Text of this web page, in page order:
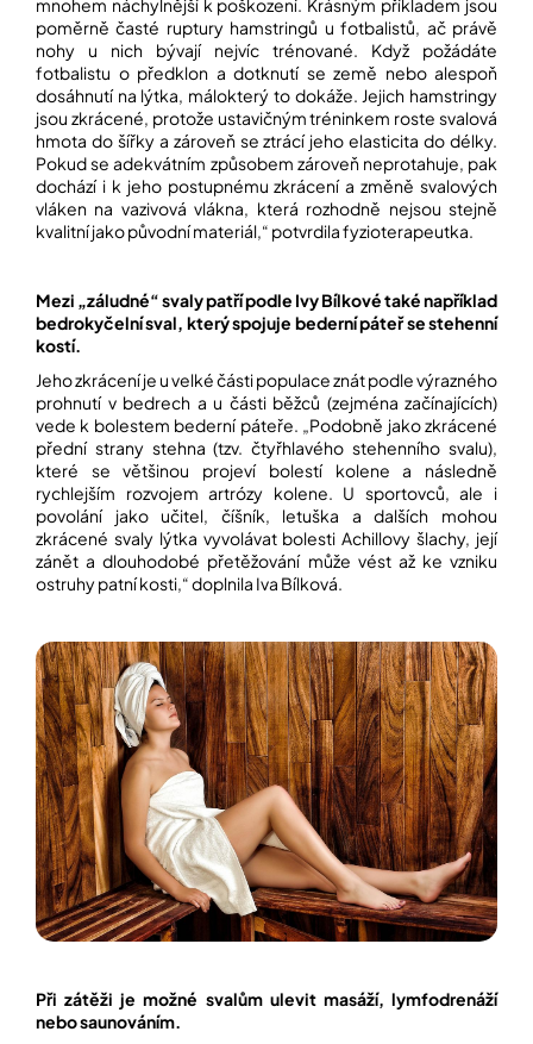
mnohem náchylnější k poškození. Krásným příkladem jsou
poměrně časté ruptury hamstringů u fotbalistů, ač právě
nohy u nich bývají nejvíc trénované. Když požádáte
fotbalistu o předklon a dotknutí se země nebo alespoň
dosáhnutí na lýtka, málokterý to dokáže. Jejich hamstringy
jsou zkrácené, protože ustavičným tréninkem roste svalová
hmota do šířky a zároveň se ztrácí jeho elasticita do délky.
Pokud se adekvátním způsobem zároveň neprotahuje, pak
dochází i k jeho postupnému zkrácení a změně svalových
vláken na vazivová vlákna, která rozhodně nejsou stejně
kvalitní jako původní materiál,“ potvrdila fyzioterapeutka.
Mezi „záludné“ svaly patří podle Ivy Bílkové také například
bedrokyčelní sval, který spojuje bederní páteř se stehenní
kostí.
Jeho zkrácení je u velké části populace znát podle výrazného
prohnutí v bedrech a u části běžců (zejména začínajících)
vede k bolestem bederní páteře. „Podobně jako zkrácené
přední strany stehna (tzv. čtyřhlavého stehenního svalu),
které se většinou projeví bolestí kolene a následně
rychlejším rozvojem artrózy kolene. U sportovců, ale i
povolání jako učitel, číšník, letuška a dalších mohou
zkrácené svaly lýtka vyvolávat bolesti Achillovy šlachy, její
zánět a dlouhodobé přetěžování může vést až ke vzniku
ostruhy patní kosti,“ doplnila Iva Bílková.
Při zátěži je možné svalům ulevit masáží, lymfodrenáží
nebo saunováním.